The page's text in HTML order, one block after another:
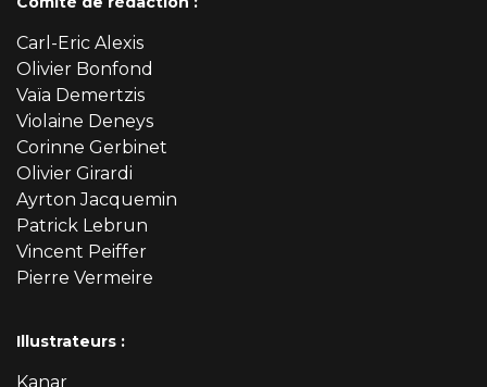
Carl-Eric Alexis
Olivier Bonfond
Vaïa Demertzis
Violaine Deneys
Corinne Gerbinet
Olivier Girardi
Ayrton Jacquemin
Patrick Lebrun
Vincent Peiffer
Pierre Vermeire
Illustrateurs :
Kanar